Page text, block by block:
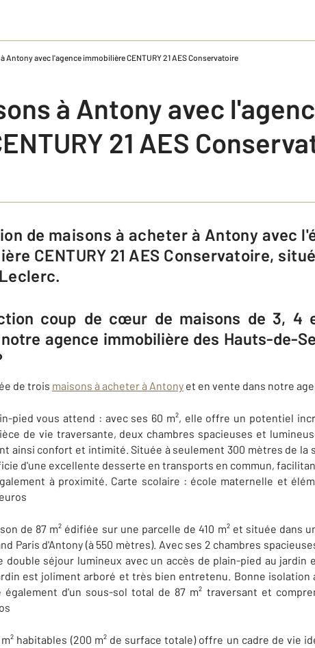
Antony avec l'agence immobilière CENTURY 21 AES Conservatoire
à Antony avec
21 AES
CENTURY 21 AES Conservatoire,
coup de cœur de maisons de 3, 4
agence immobilière des Hauts-de-
de trois maisons à acheter à Antony et en vente dans notre
pied vous attend : avec ses 60 m², elle offre un potentiel
de vie traversante, deux chambres spacieuses et
ainsi confort et intimité. Située à seulement 300 mètres de la
d'une excellente desserte en transports en commun,
à proximité. Carte scolaire : école maternelle et
de 87 m² édifiée sur une parcelle de 410 m² et située dans
Paris d'Antony (à 550 mètres). Avec ses 2 chambres
séjour lumineux avec un accès de plain-pied au jardin
est joliment arboré et très bien entretenu. Bonne isolation
d'un sous-sol total de 87 m² traversant et
habitables (200 m² de surface totale) offre un cadre de vie